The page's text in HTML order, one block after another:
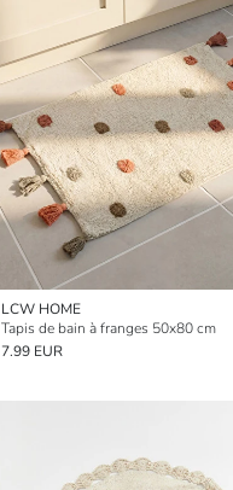
LCW HOME
Tapis de bain à franges 50x80 cm
7.99 EUR